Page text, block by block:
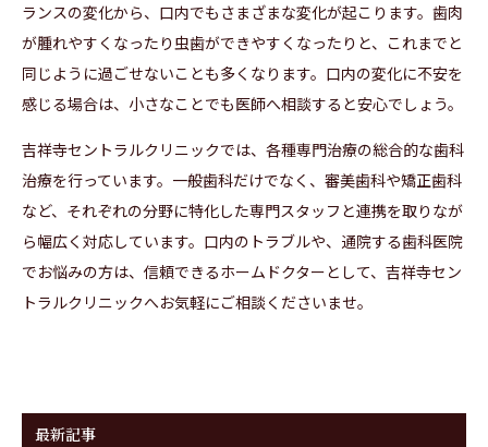
ランスの変化から、口内でもさまざまな変化が起こります。歯肉
が腫れやすくなったり虫歯ができやすくなったりと、これまでと
同じように過ごせないことも多くなります。口内の変化に不安を
感じる場合は、小さなことでも医師へ相談すると安心でしょう。
吉祥寺セントラルクリニックでは、各種専門治療の総合的な歯科
治療を行っています。一般歯科だけでなく、審美歯科や矯正歯科
など、それぞれの分野に特化した専門スタッフと連携を取りなが
ら幅広く対応しています。口内のトラブルや、通院する歯科医院
でお悩みの方は、信頼できるホームドクターとして、吉祥寺セン
トラルクリニックへお気軽にご相談くださいませ。
最新記事